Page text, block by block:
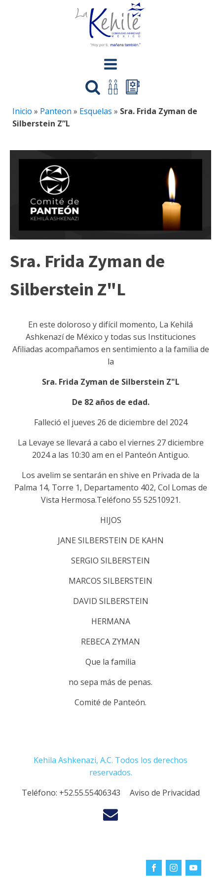
Inicio » Panteon » Esquelas » Sra. Frida Zyman de
Silberstein Z”L
Sra. Frida Zyman de
Silberstein Z"L
En este doloroso y difícil momento, La Kehilá
Ashkenazí de México y todas sus Instituciones
Afiliadas acompañamos en sentimiento a la familia de
la
Sra. Frida Zyman de Silberstein Z"L
De 82 años de edad.
Falleció el jueves 26 de diciembre del 2024
La Levaye se llevará a cabo el viernes 27 diciembre
2024 a las 10:30 am en el Panteón Antiguo.
Los avelim se sentarán en shive en Privada de la
Palma 14, Torre 1, Departamento 402, Col Lomas de
Vista Hermosa.Teléfono 55 52510921.
HIJOS
JANE SILBERSTEIN DE KAHN
SERGIO SILBERSTEIN
MARCOS SILBERSTEIN
DAVID SILBERSTEIN
HERMANA
REBECA ZYMAN
Que la familia
no sepa más de penas.
Comité de Panteón.
Kehila Ashkenazi, A.C. Todos los derechos
reservados.
Teléfono: +52.55.55406343 Aviso de Privacidad